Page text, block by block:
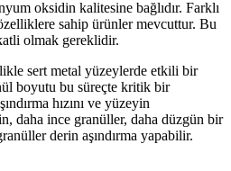
oksidin kalitesine bağlıdır. Farklı
sahip ürünler mevcuttur. Bu
olmak gereklidir.
sert metal yüzeylerde etkili bir
boyutu bu süreçte kritik bir
hızını ve yüzeyin
daha ince granüller, daha düzgün bir
derin aşındırma yapabilir.